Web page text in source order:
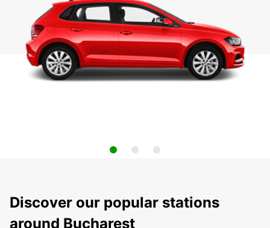
Discover our popular stations
around Bucharest